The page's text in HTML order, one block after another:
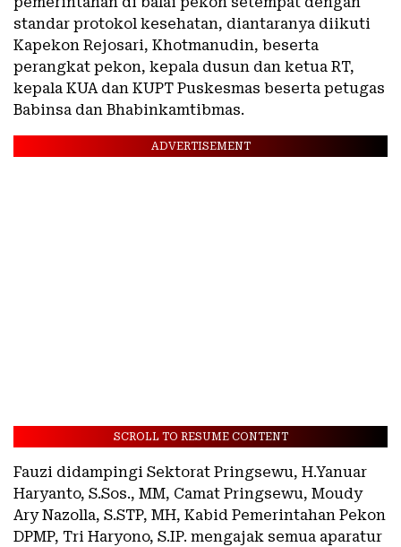
standar protokol kesehatan, diantaranya diikuti
Kapekon Rejosari, Khotmanudin, beserta
perangkat pekon, kepala dusun dan ketua RT,
kepala KUA dan KUPT Puskesmas beserta petugas
Babinsa dan Bhabinkamtibmas.
ADVERTISEMENT
SCROLL TO RESUME CONTENT
Fauzi didampingi Sektorat Pringsewu, H.Yanuar
Haryanto, S.Sos., MM, Camat Pringsewu, Moudy
Ary Nazolla, S.STP, MH, Kabid Pemerintahan Pekon
DPMP, Tri Haryono, S.IP. mengajak semua aparatur